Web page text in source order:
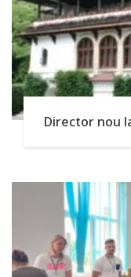
Director nou